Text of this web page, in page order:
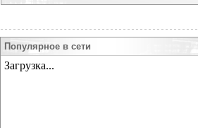
Популярное в сети